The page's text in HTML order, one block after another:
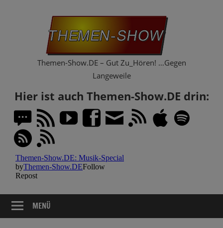
Themen-Show.DE – Gut Zu_Hören! …Gegen
Langeweile
Hier ist auch Themen-Show.DE drin:
MENÜ